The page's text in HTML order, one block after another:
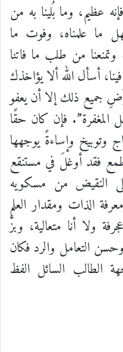
عظيم، وما بُلينا به من
ما علمناه، وفوت ما
وتمنعنا من طلب ما فاتنا
أسأل الله ألا يؤاخذك
جميع ذلك إلا أن يعفو
المغفرة”. فإن كان حقًا
وتوبيخ وإساءةً يوجهها
فقد أوغلَ في مستنقع
النقيض من مسكويه
الذات ومقدار العلم
ولا أنا متعالية، وبزَّ
التعامل والرد فكان
الطالب السائل الفظ